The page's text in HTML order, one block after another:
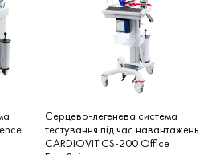
Серцево-легенева система
тестування під час навантажень
CARDIOVIT CS-200 Office